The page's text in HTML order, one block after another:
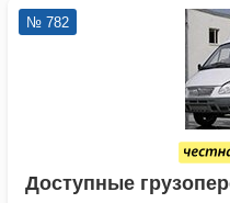
№ 782
Доступные